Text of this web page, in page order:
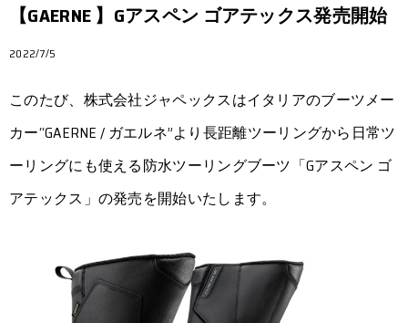
【GAERNE 】Gアスペン ゴアテックス発売開始
2022/7/5
このたび、株式会社ジャペックスはイタリアのブーツメー
カー“GAERNE / ガエルネ”より長距離ツーリングから日常ツ
ーリングにも使える防水ツーリングブーツ「Gアスペン ゴ
アテックス」の発売を開始いたします。